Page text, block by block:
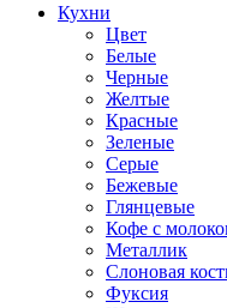
Кухни
Цвет
Белые
Черные
Желтые
Красные
Зеленые
Серые
Бежевые
Глянцевые
Кофе с
Металлик
Слоновая
Фуксия